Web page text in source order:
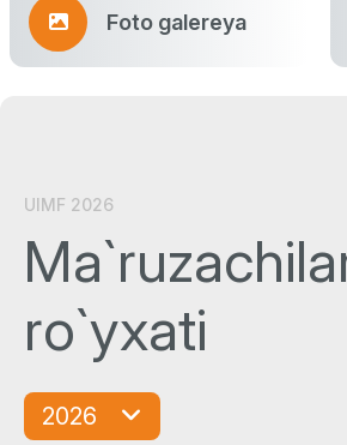
Foto galereya
UIMF 2026
ro`yxati
2026